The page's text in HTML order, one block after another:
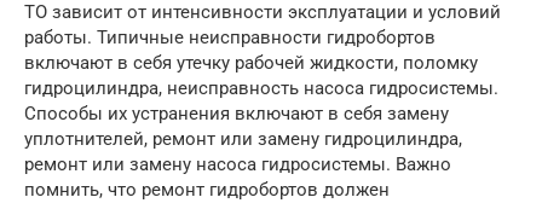
ТО зависит от интенсивности эксплуатации и условий
работы. Типичные неисправности гидробортов
включают в себя утечку рабочей жидкости, поломку
гидроцилиндра, неисправность насоса гидросистемы.
Способы их устранения включают в себя замену
уплотнителей, ремонт или замену гидроцилиндра,
ремонт или замену насоса гидросистемы. Важно
помнить, что ремонт гидробортов должен